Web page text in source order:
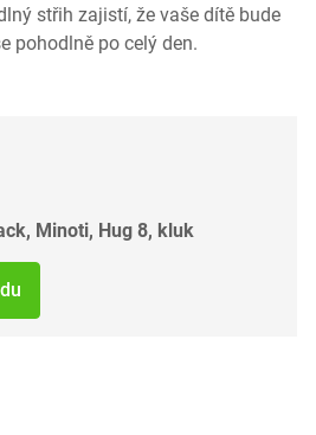
střih zajistí, že vaše dítě bude
pohodlně po celý den.
Minoti, Hug 8, kluk